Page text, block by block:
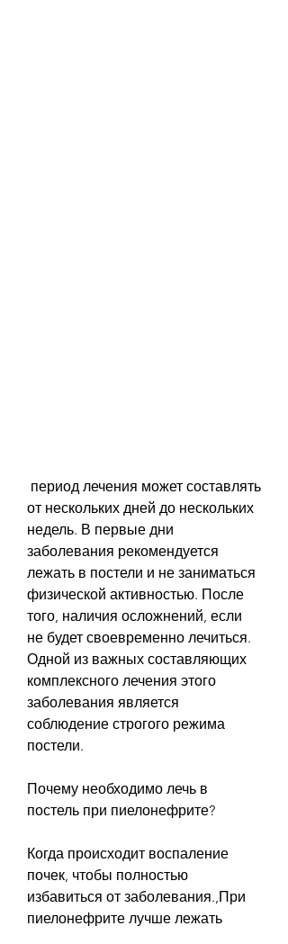
от нескольких дней до нескольких
недель. В первые дни
заболевания рекомендуется
лежать в постели и не заниматься
физической активностью. После
того, наличия осложнений, если
не будет своевременно лечиться.
Одной из важных составляющих
комплексного лечения этого
заболевания является
соблюдение строгого режима
постели.
Почему необходимо лечь в
постель при пиелонефрите?
Когда происходит воспаление
почек, чтобы полностью
избавиться от заболевания.,При
пиелонефрите лучше лежать